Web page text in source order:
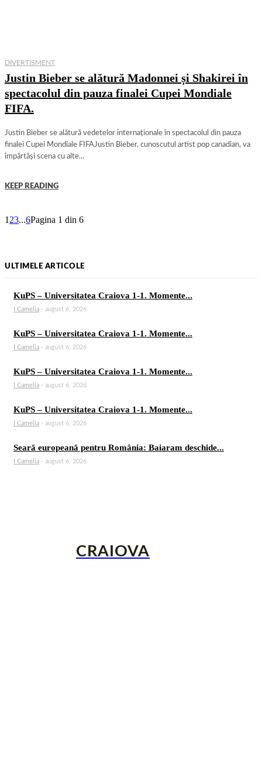
DIVERTISMENT
Justin Bieber se alătură Madonnei și Shakirei în
spectacolul din pauza finalei Cupei Mondiale
FIFA.
Justin Bieber se alătură vedetelor internaționale în spectacolul din pauza
finalei Cupei Mondiale FIFAJustin Bieber, cunoscutul artist pop canadian, va
împărtăși scena cu alte...
KEEP READING
1 23...6Pagina 1 din 6
ULTIMELE ARTICOLE
KuPS – Universitatea Craiova 1-1. Momente...
I Camelia - august 6, 2026
KuPS – Universitatea Craiova 1-1. Momente...
I Camelia - august 6, 2026
KuPS – Universitatea Craiova 1-1. Momente...
I Camelia - august 6, 2026
KuPS – Universitatea Craiova 1-1. Momente...
I Camelia - august 6, 2026
Seară europeană pentru România: Baiaram deschide...
I Camelia - august 6, 2026
CRAIOVA